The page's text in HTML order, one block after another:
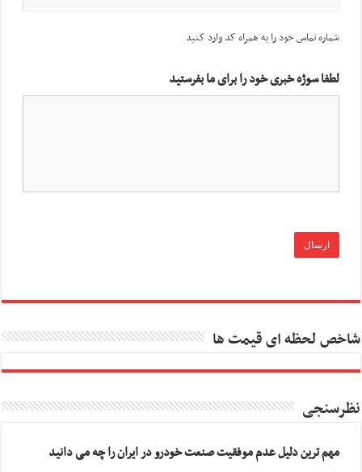
شماره تماس خود را به همراه کد وارد کنید
لطفا سوژه خبری خود را برای ما بفرستید
شاخص لحظه ای قیمت ها
نظرسنجی
مهم ترین دلیل عدم موفقیت صنعت خودرو در ایران را چه می دانید